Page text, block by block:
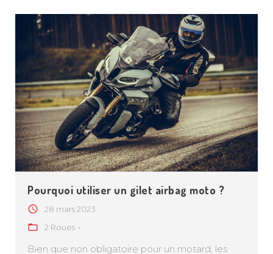
TARIFICATION CHIENS CHATS
TARIFICATION HABITATION
TARIFICATION 2 ROUES
DEMANDER UN DEVIS PRO
FACEBOOK INSTAGRAM
Pourquoi utiliser un gilet airbag moto ?
28 mars 2023
2 Roues
Bien que non obligatoire pour un motard, les